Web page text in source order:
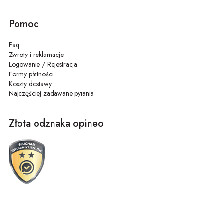
Pomoc
Faq
Zwroty i reklamacje
Logowanie / Rejestracja
Formy płatności
Koszty dostawy
Najczęściej zadawane pytania
Złota odznaka opineo